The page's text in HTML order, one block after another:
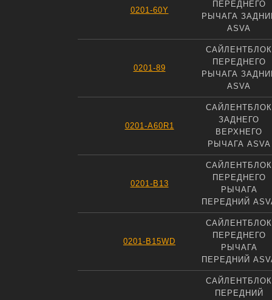
0201-60Y
ПЕРЕДНЕГО
РЫЧАГА
ASVA
0201-89
САЙЛЕНТБЛОК
ПЕРЕДНЕГО
РЫЧАГА
ASVA
0201-A60R1
САЙЛЕНТБЛОК
ЗАДНЕГО
ВЕРХНЕГО
РЫЧАГА ASVA
0201-B13
САЙЛЕНТБЛОК
ПЕРЕДНЕГО
РЫЧАГА
ПЕРЕДНИЙ
0201-B15WD
САЙЛЕНТБЛОК
ПЕРЕДНЕГО
РЫЧАГА
ПЕРЕДНИЙ
САЙЛЕНТБЛОК
ПЕРЕДНИЙ